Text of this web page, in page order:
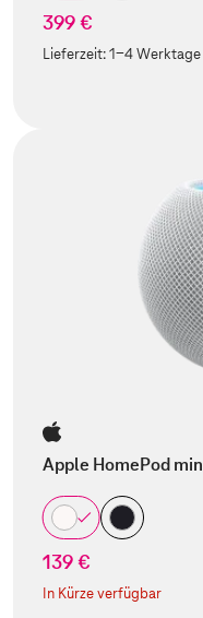
399 €
Lieferzeit:1-4 Werktage
Apple HomePod
139 €
In Kürze verfügbar